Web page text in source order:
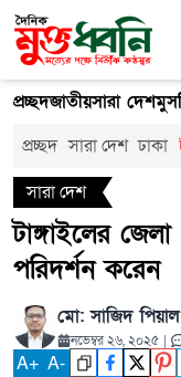
প্রচ্ছদজাতীয়সারা দেশ
প্রচ্ছদ সারা দেশ ঢাকা
সারা দেশ
টাঙ্গাইলের
পরিদর্শন করেন
মো: সাজিদ
নভেম্বর ২৬, ২০২৫ |
A+ A-